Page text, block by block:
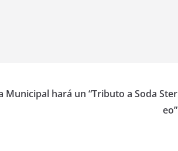
Municipal hará un “Tributo a Soda Ster
eo”